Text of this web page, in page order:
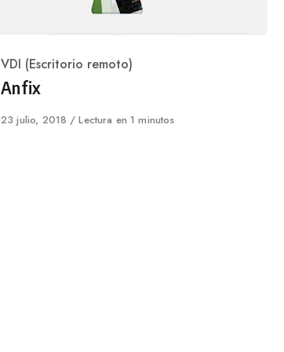
Category
VDI (Escritorio remoto)
Anfix
Published
23 julio, 2018 Lectura en 1 minutos